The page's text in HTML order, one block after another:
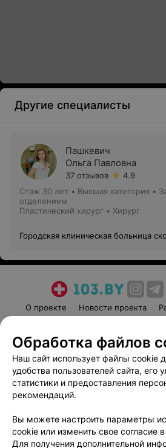
Другие специалисты
Пашкевич
Ольга Павловна
37 отзывов
4.9
Стаж 30 лет • Высшая категория •
отделением
Пластический хирург • Хирург
Городская клиническая больница
О проекте Новости проекта
Пользовательское соглашение
Вакансии
Написать
Обработка
Обработка файлов
Наш сайт использует файлы cookie
удобства пользователей сайта, его
статистики и предоставления
рекомендаций.
Вы можете настроить параметры
cookie или изменить свое согласие
Для получения дополнительной